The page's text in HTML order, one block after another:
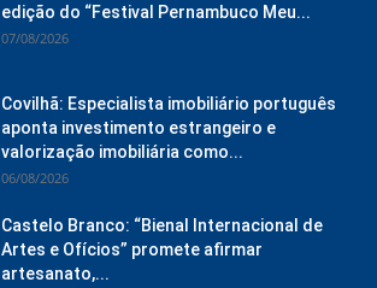
edição do “Festival Pernambuco Meu...
07/08/2026
Covilhã: Especialista imobiliário português
aponta investimento estrangeiro e
valorização imobiliária como...
06/08/2026
Castelo Branco: “Bienal Internacional de
Artes e Ofícios” promete afirmar
artesanato,...